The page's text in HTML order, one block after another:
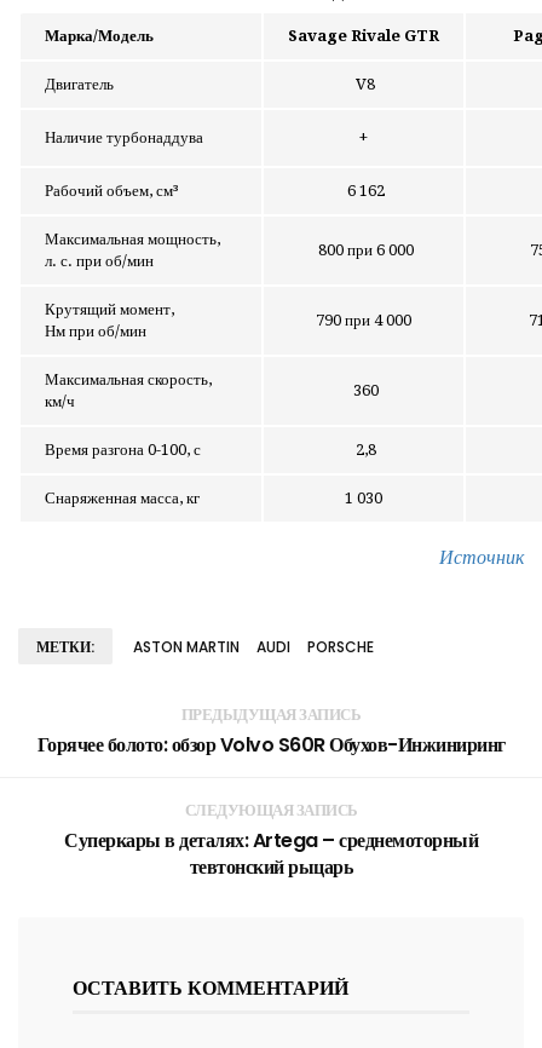
Марка/Модель Savage Rivale GTR
Двигатель V8
Наличие турбонаддува +
Рабочий объем, см³ 6 162
Максимальная мощность,
л. с. при об/мин
800 при 6 000
Крутящий момент,
Нм при об/мин
790 при 4 000
Максимальная скорость,
км/ч
360
Время разгона 0-100, с 2,8
Снаряженная масса, кг 1 030
Источник
МЕТКИ: ASTON MARTIN AUDI PORSCHE
ПРЕДЫДУЩАЯ ЗАПИСЬ
Горячее болото: обзор Volvo S60R Обухов-Инжиниринг
СЛЕДУЮЩАЯ ЗАПИСЬ
Суперкары в деталях: Artega – среднемоторный
тевтонский рыцарь
ОСТАВИТЬ КОММЕНТАРИЙ